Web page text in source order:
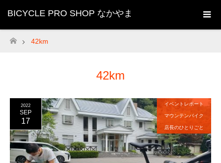
BICYCLE PRO SHOP なかやま
ホーム
42km
42km
2022
SEP
17
イベントレポート
マウンテンバイク
店長のひとりごと